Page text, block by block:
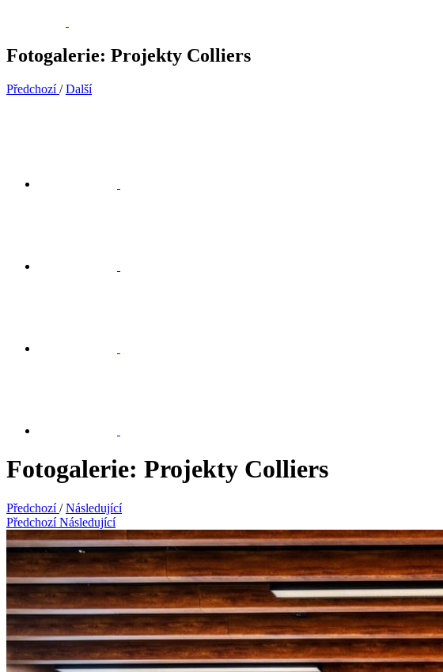
Fotogalerie: Projekty Colliers
Předchozí / Další
Fotogalerie: Projekty Colliers
Předchozí / Následující
Předchozí Následující